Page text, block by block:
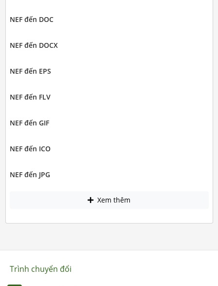
NEF đến DOC
NEF đến DOCX
NEF đến EPS
NEF đến FLV
NEF đến GIF
NEF đến ICO
NEF đến JPG
Xem thêm
Trình chuyển đổi